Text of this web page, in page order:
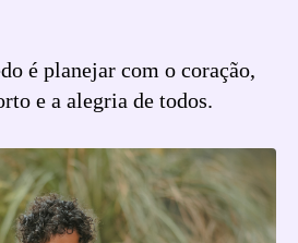
é planejar com o coração,
e a alegria de todos.